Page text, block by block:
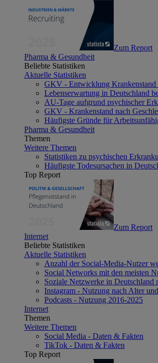
Zum Report
Pharma & Gesundheit
Beliebte Statistiken
Aktuelle Statistiken
GKV - Entwicklung Krankenstand
Lebenserwartung in Deutschland
AU-Tage aufgrund psychischer
GKV - Krankenstand nach
Häufigste Gründe für
Pharma & Gesundheit
Themen
Weitere Themen
Statistiken zu psychischen
Häufigste Todesursachen in
Top Report
Zum Report
Internet
Beliebte Statistiken
Aktuelle Statistiken
Anzahl der Social-Media-Nutzer
Social Networks mit den meisten
Soziale Netzwerke in Deutschland
Instagram - Nutzung nach Alter
Podcasts - Nutzung 2016-2025
Internet
Themen
Weitere Themen
Social Media - Daten & Fakten
TikTok - Daten & Fakten
Top Report